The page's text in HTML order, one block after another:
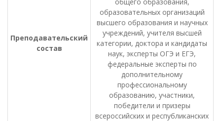
Преподавательский
состав
образовательных организаций
высшего образования и научных
учреждений, учителя высшей
категории, доктора и кандидаты
наук, эксперты ОГЭ и ЕГЭ,
федеральные эксперты по
дополнительному
профессиональному
образованию, участники,
победители и призеры
всероссийских и республиканских